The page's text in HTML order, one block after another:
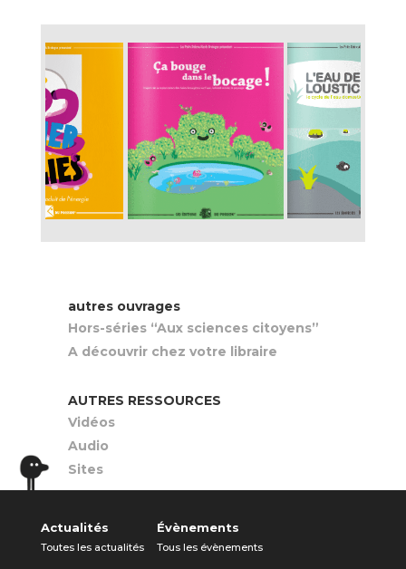
autres ouvrages
Hors-séries “Aux sciences citoyens”
A découvrir chez votre libraire
AUTRES RESSOURCES
Vidéos
Audio
Sites
Actualités
Toutes les actualités
Évènements
Tous les évènements